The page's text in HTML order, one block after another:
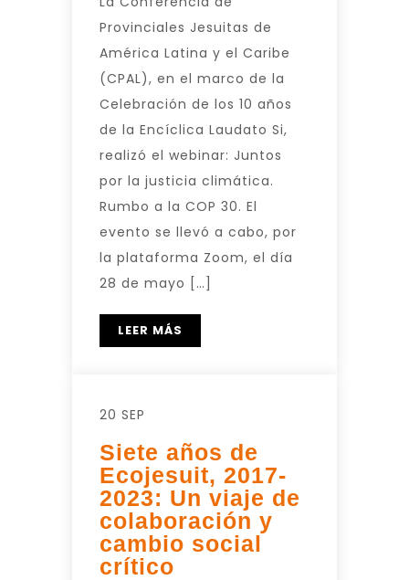
Provinciales Jesuitas de
América Latina y el Caribe
(CPAL), en el marco de la
Celebración de los 10 años
de la Encíclica Laudato Si,
realizó el webinar: Juntos
por la justicia climática.
Rumbo a la COP 30. El
evento se llevó a cabo, por
la plataforma Zoom, el día
28 de mayo […]
LEER MÁS
20 SEP
Siete años de
Ecojesuit, 2017-
2023: Un viaje de
colaboración y
cambio social
crítico